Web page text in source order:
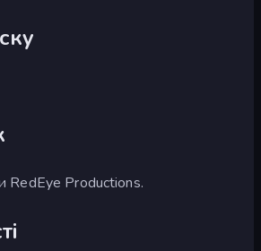
RedEye Productions.